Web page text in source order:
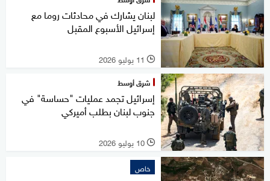
لبنان يشارك في محادثات روما مع
إسرائيل الأسبوع المقبل
l 11 يوليو 2026
شرق أوسط
إسرائيل تجمد عمليات "حساسة" في
جنوب لبنان بطلب أميركي
l 10 يوليو 2026
خاص